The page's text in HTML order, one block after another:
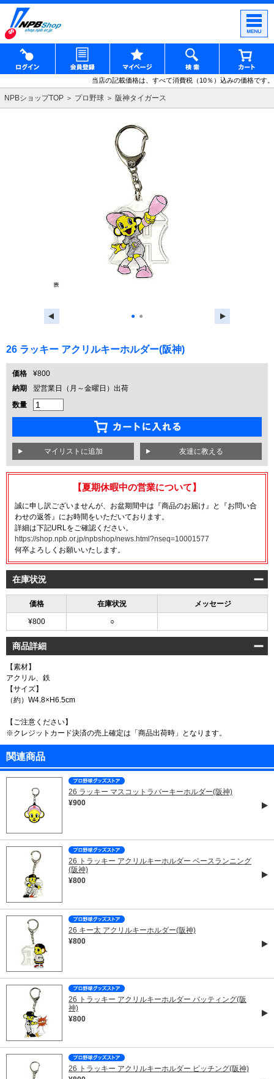
当店の記載価格は、すべて消費税（10％）込みの価格です。
NPBショップTOP プロ野球 阪神タイガース
● ●
26 ラッキー アクリルキーホルダー(阪神)
価格
¥800
納期
翌営業日（月～金曜日）出荷
数量
友達に教える
【夏期休暇中の営業について】
誠に申し訳ございませんが、お盆期間中は『商品のお届け』と『お問い合
わせの返答』にお時間をいただいております。
詳細は下記URLをご確認ください。
https://shop.npb.or.jp/npbshop/news.html?nseq=10001577
何卒よろしくお願いいたします。
在庫状況
価格 在庫状況 メッセージ
¥800 ○
商品詳細
【素材】
アクリル、鉄
【サイズ】
（約）W4.8×H6.5cm
【ご注意ください】
※クレジットカード決済の売上確定は「商品出荷時」となります。
関連商品
26 ラッキー マスコットラバーキーホルダー(阪神)
¥900
26 トラッキー アクリルキーホルダー ベースランニング
(阪神)
¥800
26 キー太 アクリルキーホルダー(阪神)
¥800
26 トラッキー アクリルキーホルダー バッティング(阪
神)
¥800
26 トラッキー アクリルキーホルダー ピッチング(阪神)